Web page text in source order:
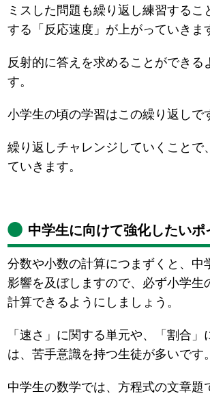
ミスした問題も繰り返し練習するこ
する「反応速度」が上がっていきま
反射的に答えを求めることができる
す。
小学生の頃の学習はこの繰り返しで
繰り返しチャレンジしていくことで
ていきます。
中学生に向けて強化したいポ
分数や小数の計算につまずくと、中
影響を及ぼしますので、必ず小学生
計算できるようにしましょう。
「速さ」に関する単元や、「割合」
は、苦手意識を持つ生徒が多いです。
中学生の数学では、方程式の文章題